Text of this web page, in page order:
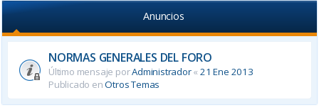
Anuncios
NORMAS GENERALES DEL FORO
Último mensaje porAdministrador«21 Ene 2013
Publicado enOtros Temas